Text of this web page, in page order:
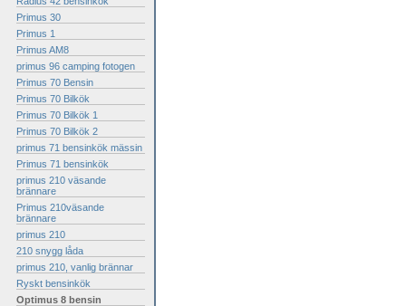
Primus 30
Primus 1
Primus AM8
primus 96 camping fotogen
Primus 70 Bensin
Primus 70 Bilkök
Primus 70 Bilkök 1
Primus 70 Bilkök 2
primus 71 bensinkök mässin
Primus 71 bensinkök
primus 210 väsande
brännare
Primus 210väsande
brännare
primus 210
210 snygg låda
primus 210, vanlig brännar
Ryskt bensinkök
Optimus 8 bensin